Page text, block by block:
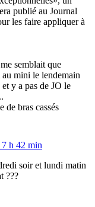
publié au Journal
les faire appliquer à
semblait que
au mini le lendemain
y a pas de JO le
de bras cassés
h 42 min
soir et lundi matin
???